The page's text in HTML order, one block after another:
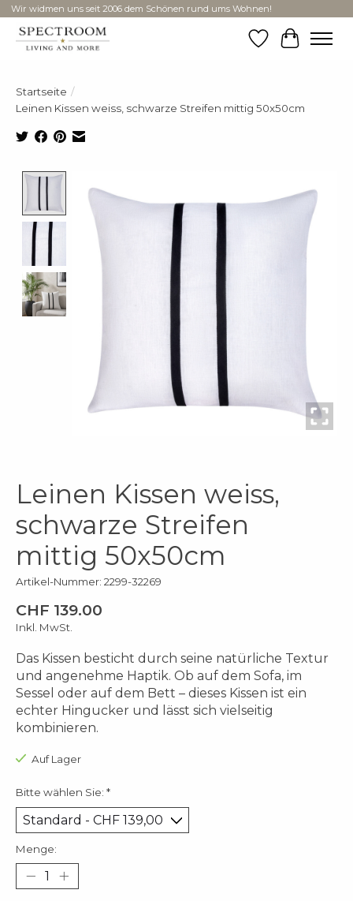
Wir widmen uns seit 2006 dem Schönen rund ums Wohnen!
Wunschzettel
Ihr
Startseite /
Leinen Kissen weiss, schwarze Streifen mittig 50x50cm
Leinen Kissen weiss,
schwarze Streifen
mittig 50x50cm
Artikel-Nummer: 2299-32269
CHF 139.00
Inkl. MwSt.
Das Kissen besticht durch seine natürliche Textur
und angenehme Haptik. Ob auf dem Sofa, im
Sessel oder auf dem Bett – dieses Kissen ist ein
echter Hingucker und lässt sich vielseitig
kombinieren.
Auf Lager
Bitte wählen Sie: *
Menge: